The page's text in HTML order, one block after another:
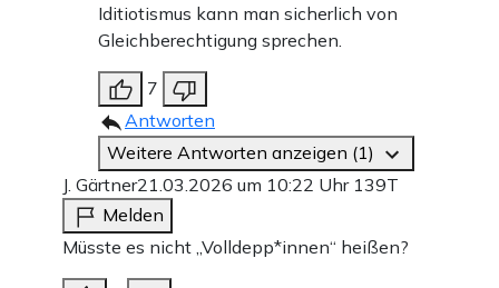
Iditiotismus kann man sicherlich von
Gleichberechtigung sprechen.
7
Antworten
Weitere Antworten anzeigen (1)
J. Gärtner21.03.2026 um 10:22 Uhr 139T
Melden
Müsste es nicht „Volldepp*innen“ heißen?